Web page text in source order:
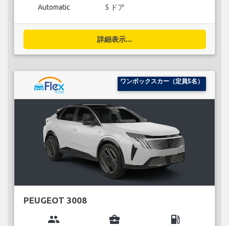
Automatic 5 ドア
詳細表示...
ワンボックスカー（定員5名）
PEUGEOT 3008
group business_center local_gas_station